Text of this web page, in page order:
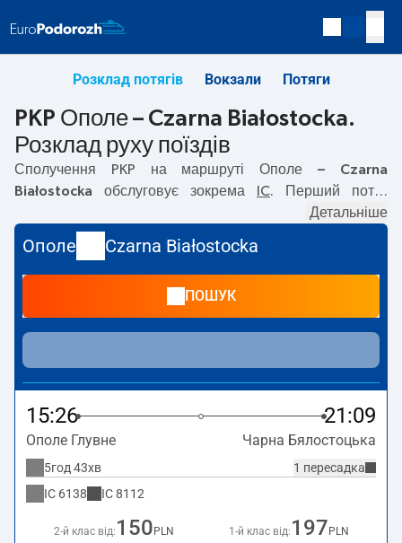
Розклад потягів Вокзали Потяги
PKP Ополе – Czarna Białostocka.
Розклад руху поїздів
Сполучення PKP на маршруті Ополе – Czarna
Białostocka обслуговує зокрема IC. Перший потяг
Ополе– Czarna Białostockaне курсують інші потяги
перевізника PKP Intercity. Потяг завершує маршрут на
Детальніше
Ополе Czarna Białostocka
ПОШУК
15:26 21:09
Ополе Глувне Чарна Бялостоцька
1 пересадка
5год 43хв
IC 6138 IC8112
2-й клас від: 150 PLN 1-й клас від: 197 PLN